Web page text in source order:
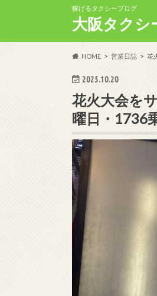
稼げるタクシーブログ
大阪タクシ
HOME 営業日誌 花
2025.10.20
花火大会を
曜日・1736